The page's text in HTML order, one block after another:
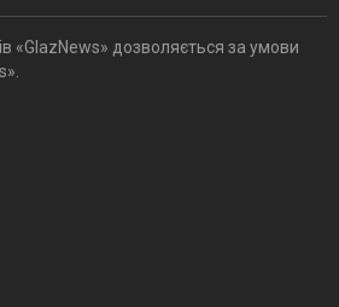
«GlazNews» дозволяється за умови